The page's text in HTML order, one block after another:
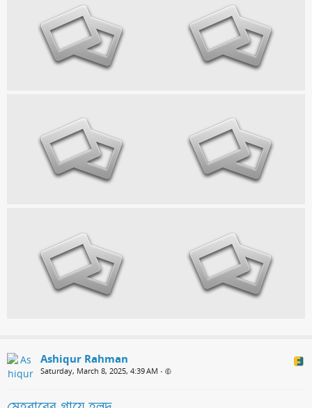
Ashiqur Rahman
Saturday, March 8, 2025, 4:39 AM •